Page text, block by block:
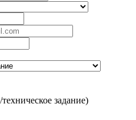
задание)